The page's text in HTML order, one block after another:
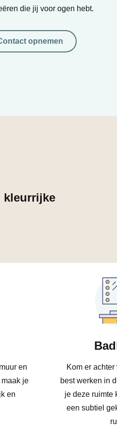
die jij voor ogen hebt.
opnemen
kleurrijke
en
je
en
Kom er
best werken in
je deze ruimte
een subtiel